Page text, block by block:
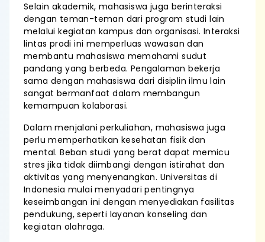
Selain akademik, mahasiswa juga berinteraksi
dengan teman-teman dari program studi lain
melalui kegiatan kampus dan organisasi. Interaksi
lintas prodi ini memperluas wawasan dan
membantu mahasiswa memahami sudut
pandang yang berbeda. Pengalaman bekerja
sama dengan mahasiswa dari disiplin ilmu lain
sangat bermanfaat dalam membangun
kemampuan kolaborasi.
Dalam menjalani perkuliahan, mahasiswa juga
perlu memperhatikan kesehatan fisik dan
mental. Beban studi yang berat dapat memicu
stres jika tidak diimbangi dengan istirahat dan
aktivitas yang menyenangkan. Universitas di
Indonesia mulai menyadari pentingnya
keseimbangan ini dengan menyediakan fasilitas
pendukung, seperti layanan konseling dan
kegiatan olahraga.